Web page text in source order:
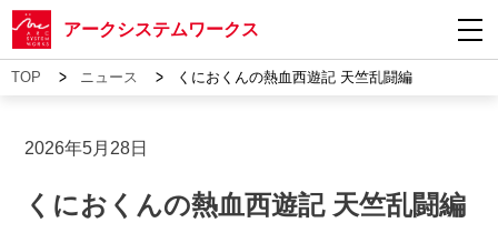
アークシステムワークス
TOP > ニュース > くにおくんの熱血西遊記 天竺乱闘編
2026年5月28日
くにおくんの熱血西遊記 天竺乱闘編